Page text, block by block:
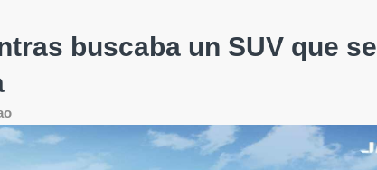
buscaba un SUV que se